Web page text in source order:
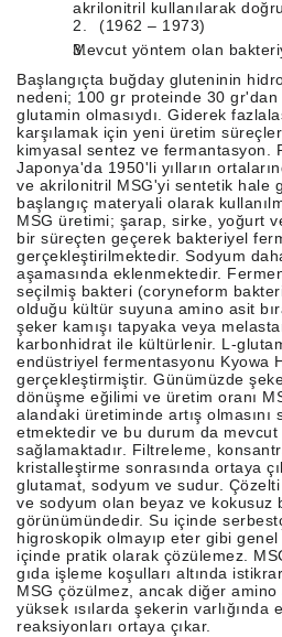
2.
akrilonitril kullanılarak
(1962 – 1973)
3.
Mevcut yöntem olan
Başlangıçta buğday gluteninin
nedeni; 100 gr proteinde 30
glutamin olmasıydı. Giderek
karşılamak için yeni üretim
kimyasal sentez ve fermantasyon.
Japonya'da 1950'li yılların
ve akrilonitril MSG'yi sentetik hale
başlangıç materyali olarak
MSG üretimi; şarap, sirke, yoğurt
bir süreçten geçerek bakteriyel
gerçekleştirilmektedir. Sodyum
aşamasında eklenmektedir.
seçilmiş bakteri (coryneform
olduğu kültür suyuna amino asit
şeker kamışı tapyaka veya
karbonhidrat ile kültürlenir. L-
endüstriyel fermentasyonu Kyowa
gerçekleştirmiştir. Günümüzde
dönüşme eğilimi ve üretim oranı
alandaki üretiminde artış olmasını
etmektedir ve bu durum da mevcut
sağlamaktadır. Filtreleme,
kristalleştirme sonrasında ortaya
glutamat, sodyum ve sudur.
ve sodyum olan beyaz ve kokusuz
görünümündedir. Su içinde
higroskopik olmayıp eter gibi
içinde pratik olarak çözülemez.
gıda işleme koşulları altında
MSG çözülmez, ancak diğer
yüksek ısılarda şekerin
reaksiyonları ortaya çıkar.